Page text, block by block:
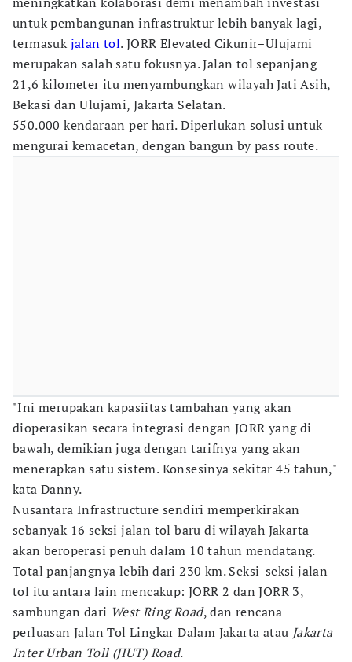
untuk pembangunan infrastruktur lebih banyak lagi,
termasukjalan tol. JORR Elevated Cikunir–Ulujami
merupakan salah satu fokusnya. Jalan tol sepanjang
21,6 kilometer itu menyambungkan wilayah Jati Asih,
Bekasi dan Ulujami, Jakarta Selatan.
550.000 kendaraan per hari. Diperlukan solusi untuk
mengurai kemacetan, dengan bangun by pass route.
"Ini merupakan kapasiitas tambahan yang akan
dioperasikan secara integrasi dengan JORR yang di
bawah, demikian juga dengan tarifnya yang akan
menerapkan satu sistem. Konsesinya sekitar 45 tahun,"
kata Danny.
Nusantara Infrastructure sendiri memperkirakan
sebanyak 16 seksi jalan tol baru di wilayah Jakarta
akan beroperasi penuh dalam 10 tahun mendatang.
Total panjangnya lebih dari 230 km. Seksi-seksi jalan
tol itu antara lain mencakup: JORR 2 dan JORR 3,
sambungan dari West Ring Road, dan rencana
perluasan Jalan Tol Lingkar Dalam Jakarta atau Jakarta
Inter Urban Toll (JIUT) Road.